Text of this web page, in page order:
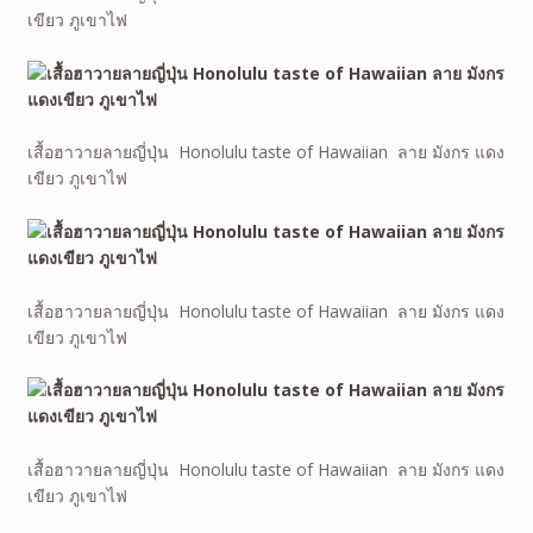
เขียว ภูเขาไฟ
เสื้อฮาวายลายญี่ปุ่น Honolulu taste of Hawaiian ลาย มังกร แดง
เขียว ภูเขาไฟ
เสื้อฮาวายลายญี่ปุ่น Honolulu taste of Hawaiian ลาย มังกร แดง
เขียว ภูเขาไฟ
เสื้อฮาวายลายญี่ปุ่น Honolulu taste of Hawaiian ลาย มังกร แดง
เขียว ภูเขาไฟ